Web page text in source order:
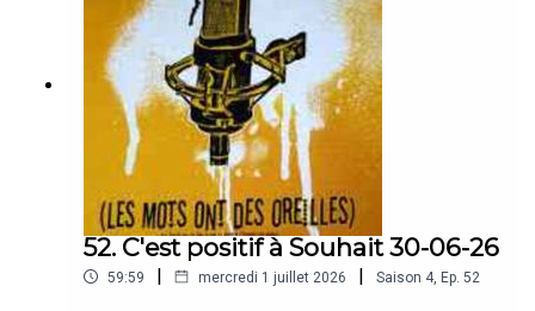
52. C'est positif à Souhait 30-06-26
59:59 | mercredi 1 juillet 2026 | Saison 4, Ep. 52